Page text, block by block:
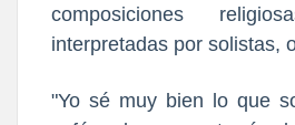
composiciones
interpretadas por solistas,
"Yo sé muy bien lo que